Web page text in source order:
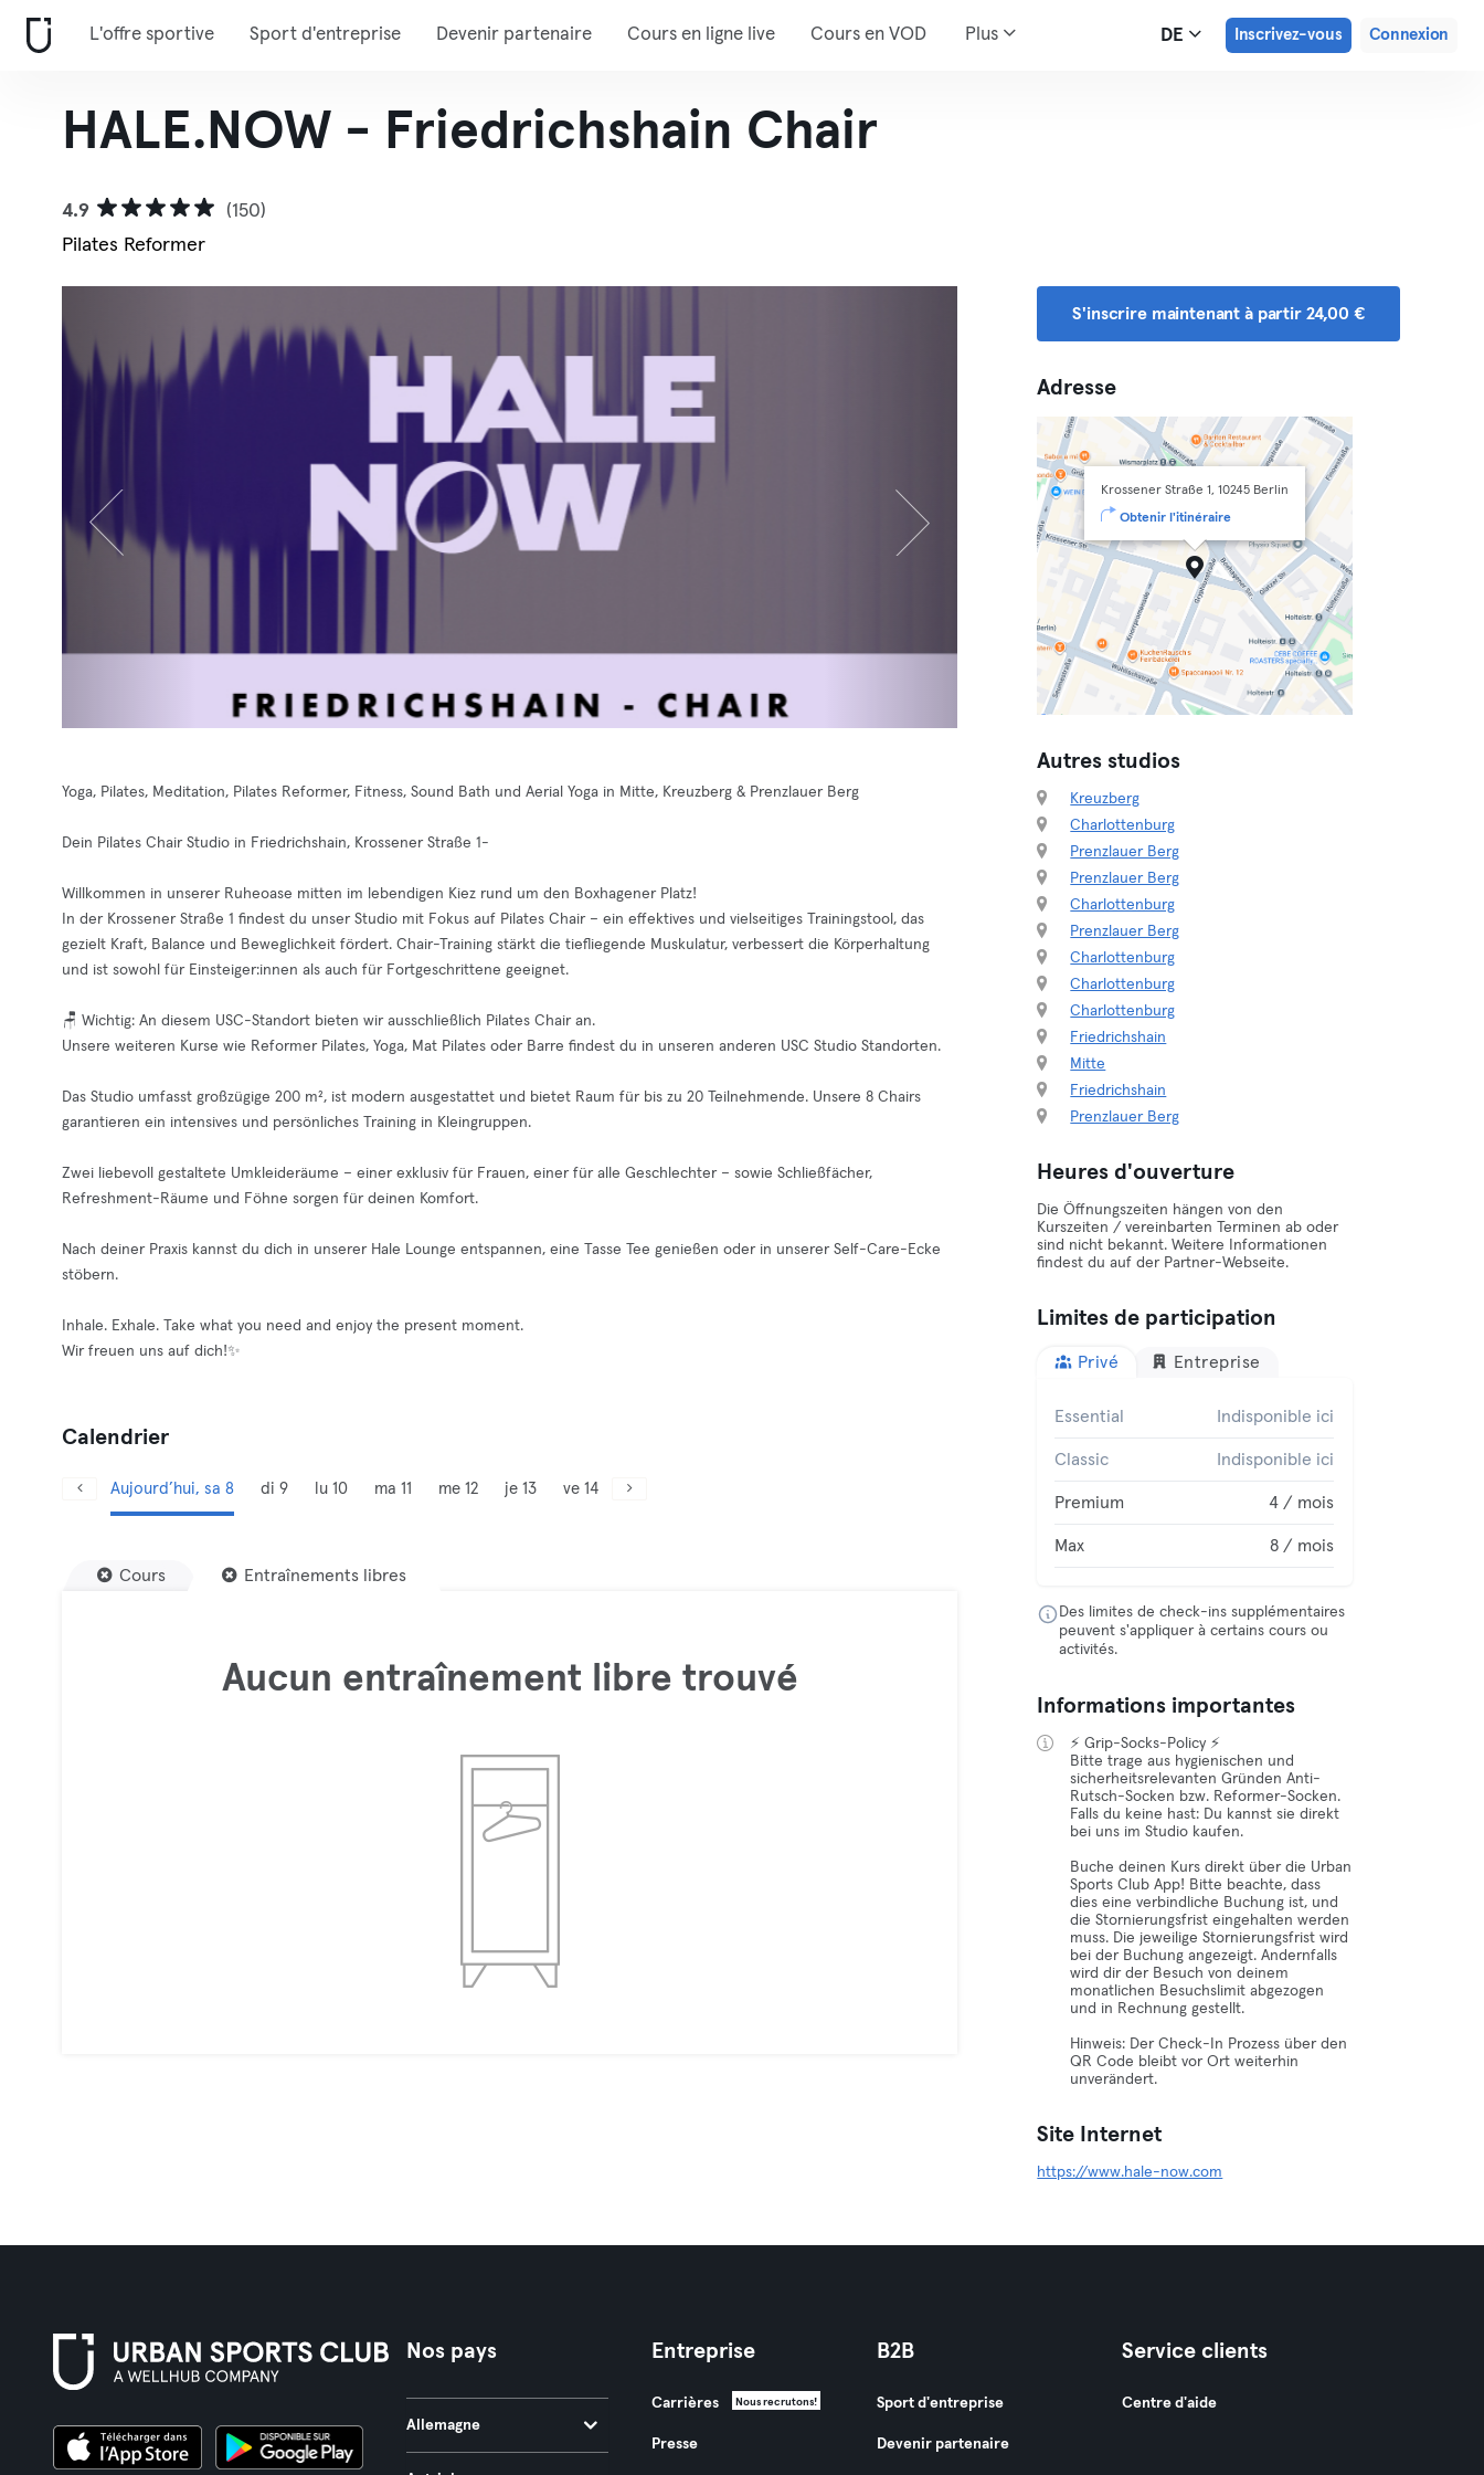
L'offre sportive Sport d'entreprise Devenir partenaire Cours en ligne live Cours en VOD Plus DE Inscrivez-vous Connexion
HALE.NOW - Friedrichshain Chair
4.9
(150)
Pilates Reformer
Yoga, Pilates, Meditation, Pilates Reformer, Fitness, Sound Bath und Aerial Yoga in Mitte, Kreuzberg & Prenzlauer Berg
Dein Pilates Chair Studio in Friedrichshain, Krossener Straße 1-
Willkommen in unserer Ruheoase mitten im lebendigen Kiez rund um den Boxhagener Platz!
In der Krossener Straße 1 findest du unser Studio mit Fokus auf Pilates Chair – ein effektives und vielseitiges Trainingstool, das
gezielt Kraft, Balance und Beweglichkeit fördert. Chair-Training stärkt die tiefliegende Muskulatur, verbessert die Körperhaltung
und ist sowohl für Einsteiger:innen als auch für Fortgeschrittene geeignet.
🪑 Wichtig: An diesem USC-Standort bieten wir ausschließlich Pilates Chair an.
Unsere weiteren Kurse wie Reformer Pilates, Yoga, Mat Pilates oder Barre findest du in unseren anderen USC Studio Standorten.
Das Studio umfasst großzügige 200 m², ist modern ausgestattet und bietet Raum für bis zu 20 Teilnehmende. Unsere 8 Chairs
garantieren ein intensives und persönliches Training in Kleingruppen.
Zwei liebevoll gestaltete Umkleideräume – einer exklusiv für Frauen, einer für alle Geschlechter – sowie Schließfächer,
Refreshment-Räume und Föhne sorgen für deinen Komfort.
Nach deiner Praxis kannst du dich in unserer Hale Lounge entspannen, eine Tasse Tee genießen oder in unserer Self-Care-Ecke
stöbern.
Inhale. Exhale. Take what you need and enjoy the present moment.
Wir freuen uns auf dich!✨
Calendrier
Aujourd’hui, sa 8 di 9 lu 10 ma 11 me 12 je 13 ve 14
Cours Entraînements libres
Aucun entraînement libre trouvé
S'inscrire maintenant à partir 24,00 €
Adresse
Krossener Straße 1, 10245 Berlin
Obtenir l'itinéraire
Autres studios
Kreuzberg
Charlottenburg
Prenzlauer Berg
Prenzlauer Berg
Charlottenburg
Prenzlauer Berg
Charlottenburg
Charlottenburg
Charlottenburg
Friedrichshain
Mitte
Friedrichshain
Prenzlauer Berg
Heures d'ouverture
Die Öffnungszeiten hängen von den
Kurszeiten / vereinbarten Terminen ab oder
sind nicht bekannt. Weitere Informationen
findest du auf der Partner-Webseite.
Limites de participation
Privé Entreprise
Essential Indisponible ici
Classic Indisponible ici
Premium 4 / mois
Max 8 / mois
Des limites de check-ins supplémentaires
peuvent s'appliquer à certains cours ou
activités.
Informations importantes
⚡ Grip-Socks-Policy ⚡
Bitte trage aus hygienischen und
sicherheitsrelevanten Gründen Anti-
Rutsch-Socken bzw. Reformer-Socken.
Falls du keine hast: Du kannst sie direkt
bei uns im Studio kaufen.
Buche deinen Kurs direkt über die Urban
Sports Club App! Bitte beachte, dass
dies eine verbindliche Buchung ist, und
die Stornierungsfrist eingehalten werden
muss. Die jeweilige Stornierungsfrist wird
bei der Buchung angezeigt. Andernfalls
wird dir der Besuch von deinem
monatlichen Besuchslimit abgezogen
und in Rechnung gestellt.
Hinweis: Der Check-In Prozess über den
QR Code bleibt vor Ort weiterhin
unverändert.
Site Internet
https://www.hale-now.com
Nos pays
Allemagne
Entreprise
Carrières Nous recrutons!
Presse
B2B
Sport d'entreprise
Devenir partenaire
Service clients
Centre d'aide